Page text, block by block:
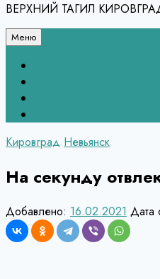
ВЕРХНИЙ ТАГИЛ
Меню
Кировград Невьянск
На секунду
Добавлено: 16.02.2021 Дата